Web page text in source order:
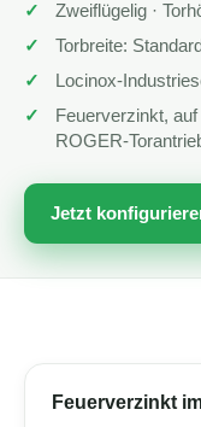
Zweiflügelig ·
Torbreite:
Locinox-
Feuerverzinkt,
ROGER-
Jetzt
Feuerverzinkt